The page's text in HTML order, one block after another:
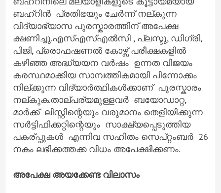
ബഹ്റിൻ പ്രതിഭയും ചേർന്ന് നല്കുന്ന
വിദ്യാഭ്യാസ പുരസ്കാരത്തിന് അപേക്ഷ
ക്ഷണിച്ചു.എസ്‌എസ്‌എൽസി , പ്ലസ്ടു, ഡിഗ്രി,
പിജി, പ്രൊഫഷണൽ കോഴ്സ് പരീക്ഷകളിൽ
കഴിഞ്ഞ അദ്ധ്യയന വർഷം ഉന്നത വിജയം
കരസ്ഥമാക്കിയ സാമ്പത്തികമായി പിന്നോക്കം
നില്ക്കുന്ന വിദ്യാർത്ഥികൾക്കാണ് പുരസ്കാരം
നല്കുക.താല്പര്യമുള്ളവർ ബയോഡാറ്റ,
മാർക്ക് ലിസ്റ്റിന്റെയും വരുമാനം തെളിയിക്കുന്ന
സർട്ടിഫിക്കറ്റിന്റെയും സാക്ഷ്യപ്പെടുത്തിയ
പകര്പ്പുകൾ എന്നിവ സഹിതം സെപ്റ്റംബർ 26
നകം ലഭിക്കത്തക്ക വിധം അപേക്ഷിക്കണം.
അപേക്ഷ അയക്കേണ്ട വിലാസം